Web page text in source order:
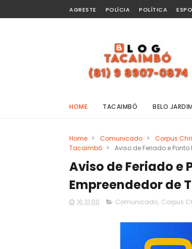
AGRESTE POLÍCIA POLÍTICA
HOME TACAIMBÓ BELO JARDIM
Home > Comunicado > Corpus
Tacaimbó > Aviso de Feriado e
Aviso de Feriado e
Empreendedor de
16:31:00 Comunicado, Corpus